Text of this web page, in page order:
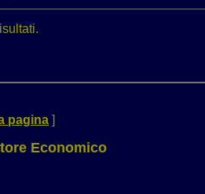
pagina ]
Economico